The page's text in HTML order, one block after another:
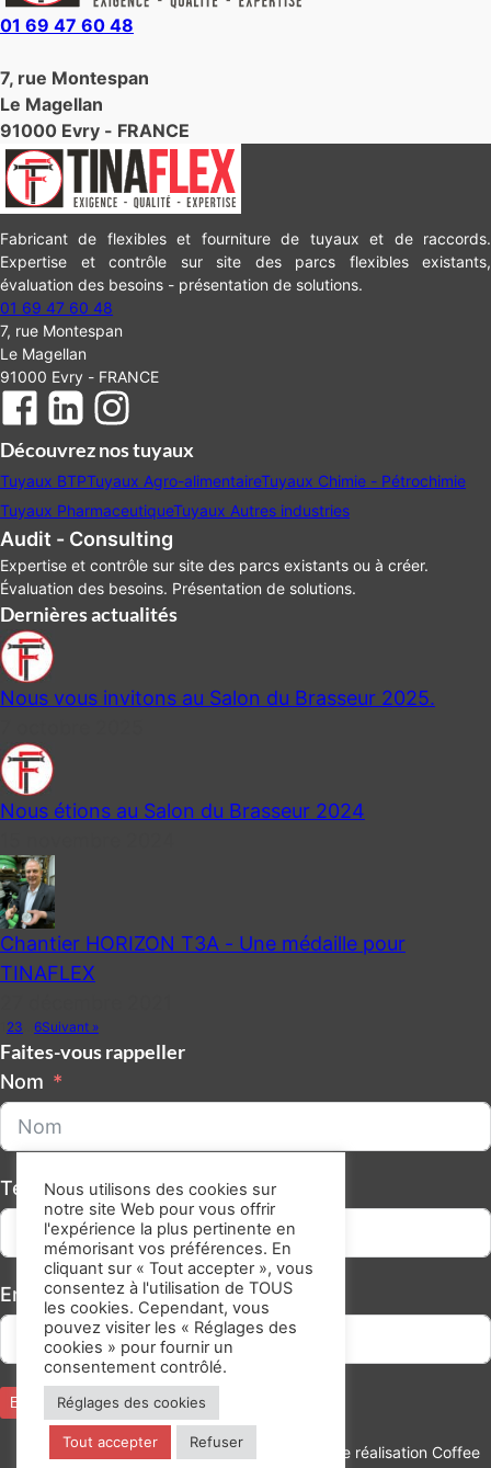
01 69 47 60 48
7, rue Montespan
Le Magellan
91000 Evry - FRANCE
Fabricant de flexibles et fourniture de tuyaux et de raccords.
Expertise et contrôle sur site des parcs flexibles existants,
évaluation des besoins - présentation de solutions.
01 69 47 60 48
7, rue Montespan
Le Magellan
91000 Evry - FRANCE
Découvrez nos tuyaux
Tuyaux BTPTuyaux Agro-alimentaireTuyaux Chimie - Pétrochimie
Tuyaux PharmaceutiqueTuyaux Autres industries
Audit - Consulting
Expertise et contrôle sur site des parcs existants ou à créer.
Évaluation des besoins. Présentation de solutions.
Dernières actualités
Nous vous invitons au Salon du Brasseur 2025.
Nous étions au Salon du Brasseur 2024
Chantier HORIZON T3A - Une médaille pour
TINAFLEX
23 6Suivant »
Faites-vous rappeller
Nom
Téléphone/GSM
Email
Envoyer
Alternative:
Audit
Contact
Mentions
Une réalisation Coffee
Nous utilisons des cookies sur
notre site Web pour vous offrir
l'expérience la plus pertinente en
mémorisant vos préférences. En
cliquant sur « Tout accepter », vous
consentez à l'utilisation de TOUS
les cookies. Cependant, vous
pouvez visiter les « Réglages des
cookies » pour fournir un
consentement contrôlé.
Réglages des cookies
Tout accepter Refuser